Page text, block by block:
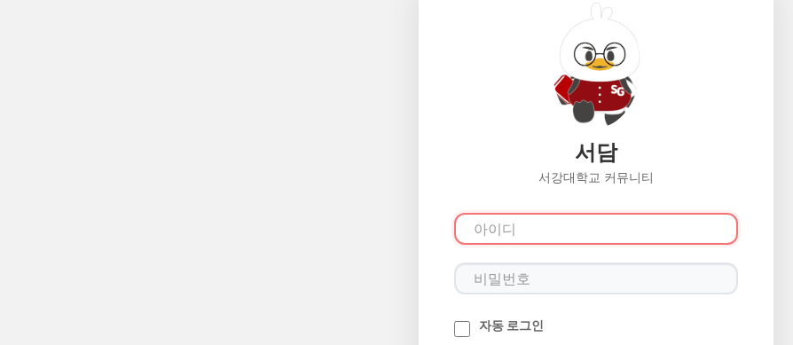
서담
서강대학교 커뮤니티
자동 로그인